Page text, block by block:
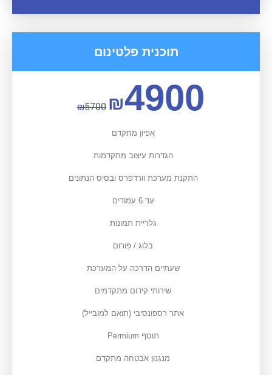
תוכנית פלטינום
₪5700 ₪4900
אפיון מתקדם
הגדרות עיצוב מתקדמות
התקנת מערכת וורדפרס ובסיס הנתונים
עד 6 עמודים
גלריית תמונות
בלוג / פורום
שעתיים הדרכה על המערכת
שירותי קידום מתקדמים
אתר רספונסיבי (תואם למובייל)
תוסף Permium
מנגנון אבטחה מתקדם